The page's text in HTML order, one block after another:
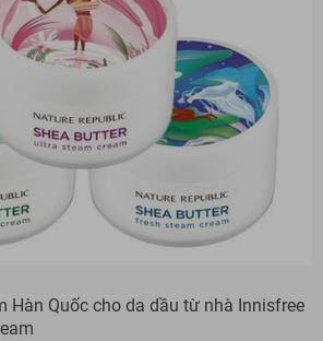
Hàn Quốc cho da dầu từ nhà Innisfree